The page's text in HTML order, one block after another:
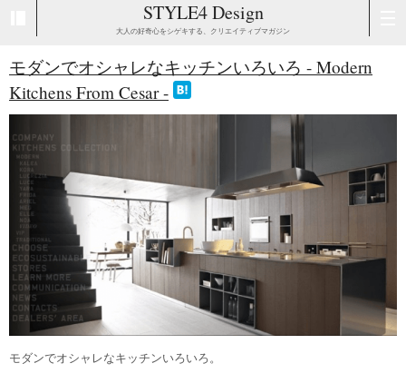
STYLE4 Design
大人の好奇心をシゲキする、クリエイティブマガジン
モダンでオシャレなキッチンいろいろ - Modern
Kitchens From Cesar -
モダンでオシャレなキッチンいろいろ。